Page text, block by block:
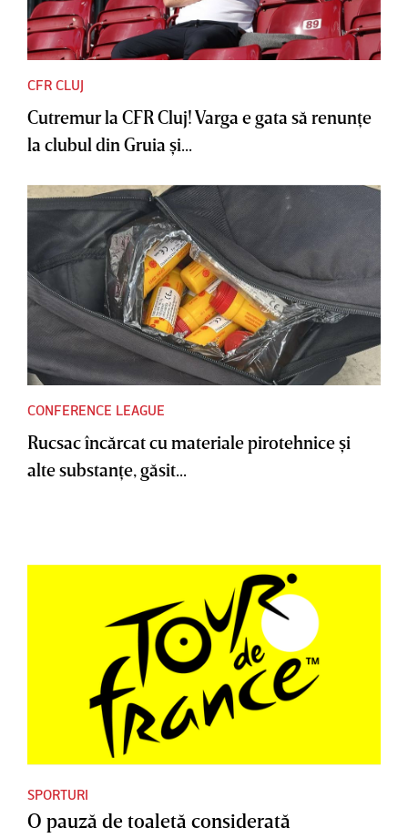
CFR CLUJ
Cutremur la CFR Cluj! Varga e gata să renunţe
la clubul din Gruia şi...
CONFERENCE LEAGUE
Rucsac încărcat cu materiale pirotehnice şi
alte substanţe, găsit...
SPORTURI
O pauză de toaletă considerată